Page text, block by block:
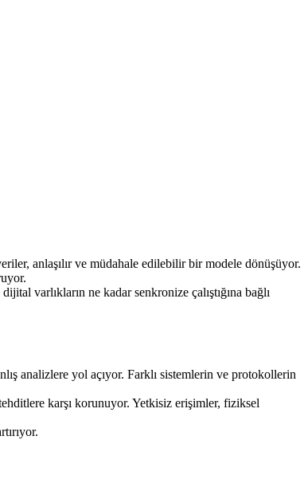
anlaşılır ve müdahale edilebilir bir modele dönüşüyor.
varlıkların ne kadar senkronize çalıştığına bağlı
analizlere yol açıyor. Farklı sistemlerin ve protokollerin
karşı korunuyor. Yetkisiz erişimler, fiziksel